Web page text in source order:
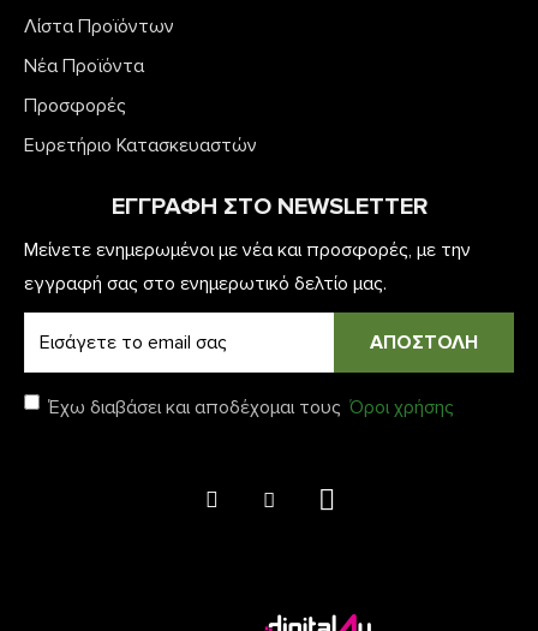
Λίστα Προϊόντων
Νέα Προϊόντα
Προσφορές
Ευρετήριο Κατασκευαστών
ΕΓΓΡΑΦΉ ΣΤΟ NEWSLETTER
Μείνετε ενημερωμένοι με νέα και προσφορές, με την
εγγραφή σας στο ενημερωτικό δελτίο μας.
ΑΠΟΣΤΟΛΗ
Έχω διαβάσει και αποδέχομαι τους Όροι χρήσης